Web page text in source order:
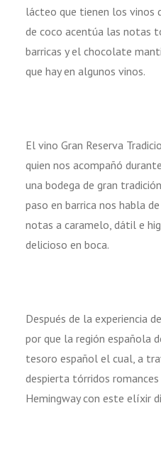
lácteo que tienen los vinos
de coco acentúa las notas
barricas y el chocolate
que hay en algunos vinos.
El vino Gran Reserva
quien nos acompañó
una bodega de gran
paso en barrica nos habla
notas a caramelo, dátil e
delicioso en boca.
Después de la experiencia
por que la región española
tesoro español el cual, a
despierta tórridos
Hemingway con este elíxir